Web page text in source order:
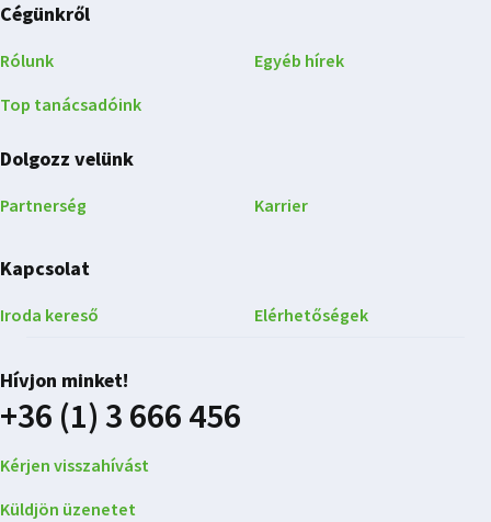
Cégünkről
Rólunk
Top tanácsadóink
Egyéb hírek
Dolgozz velünk
Partnerség Karrier
Kapcsolat
Iroda kereső Elérhetőségek
Hívjon minket!
+36 (1) 3 666 456
Kérjen visszahívást
Küldjön üzenetet